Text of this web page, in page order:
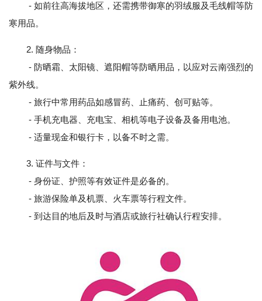
- 如前往高海拔地区，还需携带御寒的羽绒服及毛线帽等防
寒用品。
2. 随身物品：
- 防晒霜、太阳镜、遮阳帽等防晒用品，以应对云南强烈的
紫外线。
- 旅行中常用药品如感冒药、止痛药、创可贴等。
- 手机充电器、充电宝、相机等电子设备及备用电池。
- 适量现金和银行卡，以备不时之需。
3. 证件与文件：
- 身份证、护照等有效证件是必备的。
- 旅游保险单及机票、火车票等行程文件。
- 到达目的地后及时与酒店或旅行社确认行程安排。